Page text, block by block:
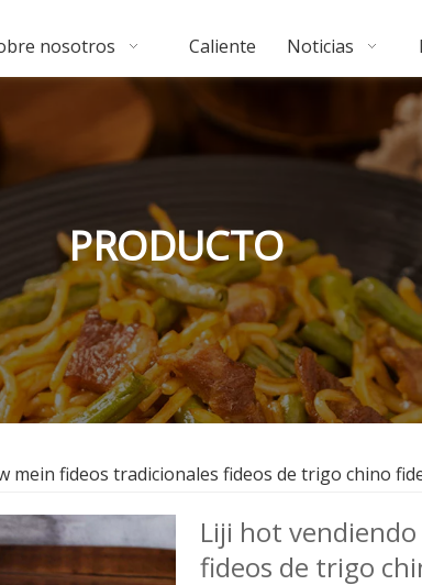
nosotros Caliente Noticias
PRODUCTO
mein fideos tradicionales fideos de trigo chino
Liji hot
fideos de trigo